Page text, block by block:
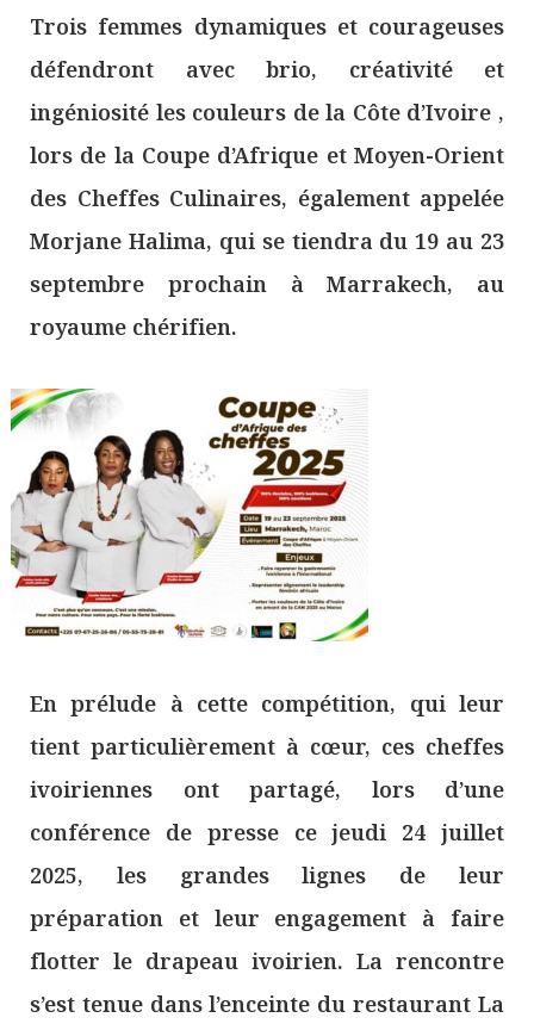
Trois femmes dynamiques et courageuses
défendront avec brio, créativité et
ingéniosité les couleurs de la Côte d’Ivoire ,
lors de la Coupe d’Afrique et Moyen-Orient
des Cheffes Culinaires, également appelée
Morjane Halima, qui se tiendra du 19 au 23
septembre prochain à Marrakech, au
royaume chérifien.
En prélude à cette compétition, qui leur
tient particulièrement à cœur, ces cheffes
ivoiriennes ont partagé, lors d’une
conférence de presse ce jeudi 24 juillet
2025, les grandes lignes de leur
préparation et leur engagement à faire
flotter le drapeau ivoirien. La rencontre
s’est tenue dans l’enceinte du restaurant La